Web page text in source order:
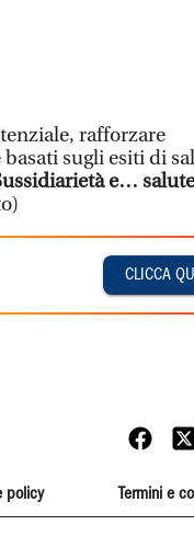
rafforzare
sugli esiti di
e…
CLICCA QUI
policy Termini e